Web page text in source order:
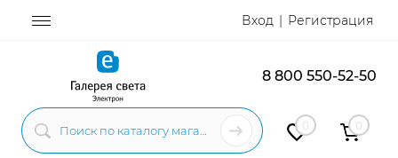
Вход Регистрация
8 800 550-52-50
0 0